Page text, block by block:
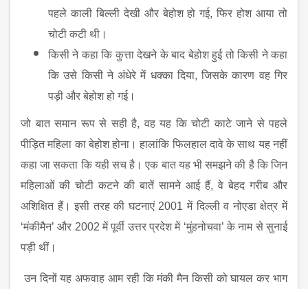
पहले काली बिल्ली देखी और बेहोश हो गई, फिर होश आया तो
चोटी कटी थी।
किसी ने कहा कि कुत्ता देखने के बाद बेहोश हुई तो किसी ने कहा
कि उसे किसी ने अंधेरे में धक्का दिया, जिसके कारण वह गिर
पड़ी और बेहोश हो गई।
जो बात समान रूप से सही है, वह यह कि चोटी काटे जाने से पहले
पीड़ित महिला का बेहोश होना। हालांकि फिलहाल दावे के साथ यह नहीं
कहा जा सकता कि यही सच है। एक बात यह भी समझने की है कि जिन
महिलाओं की चोटी कटने की बातें सामने आई हैं, वे बेहद गरीब और
अशिक्षित हैं। इसी तरह की घटनाएं 2001 में दिल्ली व नोएडा क्षेत्र में
‘मंकीमैन’ और 2002 में पूर्वी उत्तर प्रदेश में ‘मुंहनोचवा’ के नाम से सुनाई
पड़ी थीं।
उन दिनों यह अफवाह आम रही कि मंकी मैन किसी को घायल कर भाग